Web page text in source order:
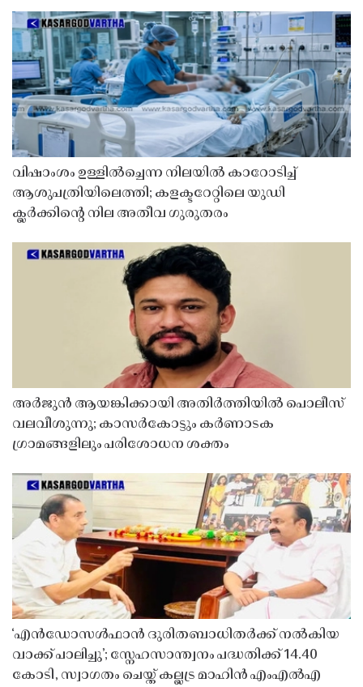
വിഷാംശം ഉള്ളിൽച്ചെന്ന നിലയിൽ കാറോടിച്ച്
ആശുപത്രിയിലെത്തി; കളക്ടറേറ്റിലെ യുഡി
ക്ലർക്കിൻ്റെ നില അതീവ ഗുരുതരം
അർജുൻ ആയങ്കിക്കായി അതിർത്തിയിൽ പൊലീസ്
വലവീശുന്നു; കാസർകോട്ടും കർണാടക
ഗ്രാമങ്ങളിലും പരിശോധന ശക്തം
‘എൻഡോസൾഫാൻ ദുരിതബാധിതർക്ക് നൽകിയ
വാക്ക് പാലിച്ചു’; സ്നേഹസാന്ത്വനം പദ്ധതിക്ക് 14.40
കോടി, സ്വാഗതം ചെയ്ത് കല്ലട്ര മാഹിൻ എംഎൽഎ